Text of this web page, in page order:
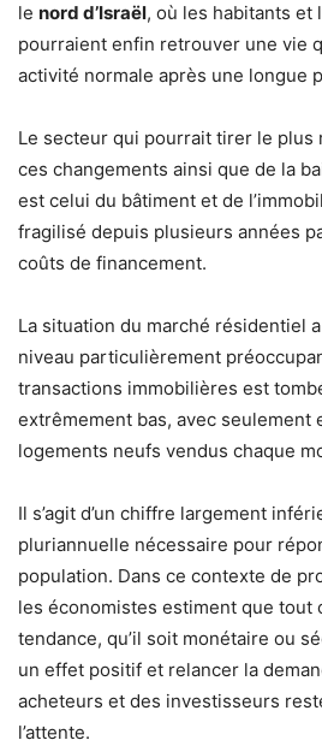
le nord d’Israël, où les habitants et
pourraient enfin retrouver une vie
activité normale après une longue
Le secteur qui pourrait tirer le plus
ces changements ainsi que de la
est celui du bâtiment et de
fragilisé depuis plusieurs années
coûts de financement.
La situation du marché résidentiel
niveau particulièrement
transactions immobilières est
extrêmement bas, avec seulement
logements neufs vendus chaque
Il s’agit d’un chiffre largement
pluriannuelle nécessaire pour
population. Dans ce contexte de
les économistes estiment que tout
tendance, qu’il soit monétaire ou
un effet positif et relancer la
acheteurs et des investisseurs
l’attente.